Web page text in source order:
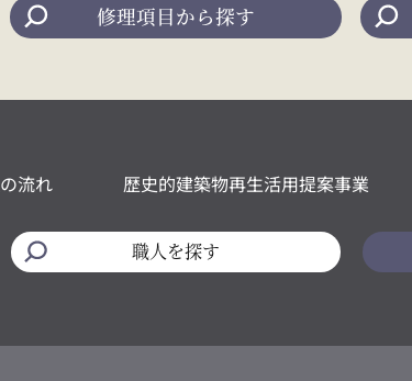
修理項目から探す
流れ 歴史的建築物再生活用提案事業
職人を探す